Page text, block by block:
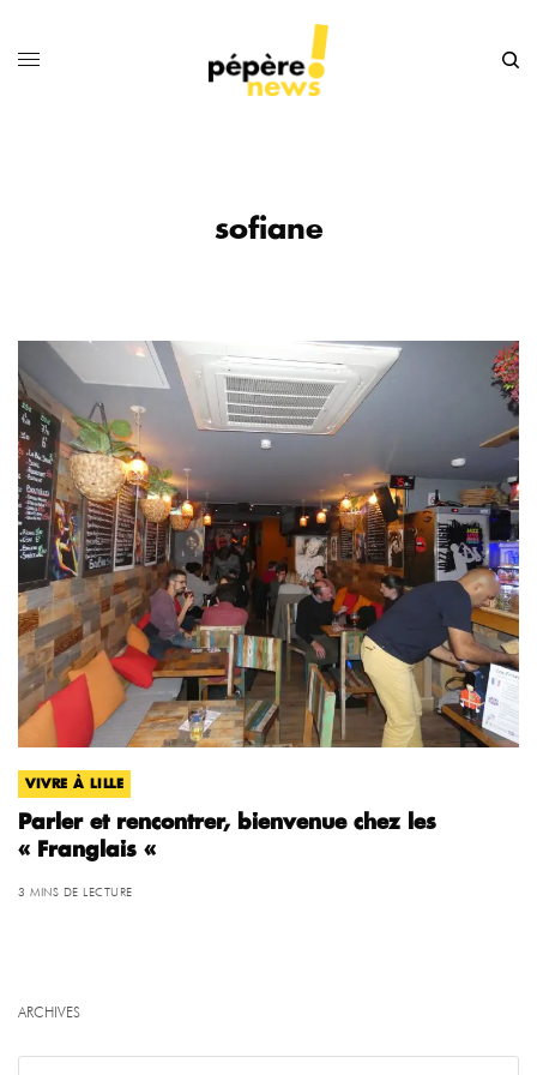
sofiane
VIVRE À LILLE
Parler et rencontrer, bienvenue chez les
« Franglais «
3 MINS DE LECTURE
ARCHIVES